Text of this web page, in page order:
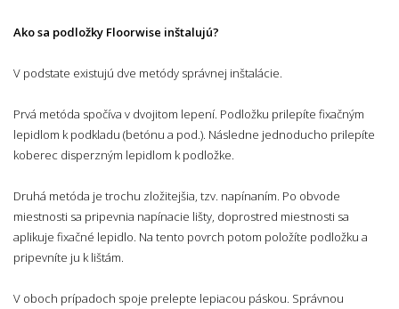
Ako sa podložky Floorwise inštalujú?
V podstate existujú dve metódy správnej inštalácie.
Prvá metóda spočíva v dvojitom lepení. Podložku prilepíte fixačným
lepidlom k podkladu (betónu a pod.). Následne jednoducho prilepíte
koberec disperzným lepidlom k podložke.
Druhá metóda je trochu zložitejšia, tzv. napínaním. Po obvode
miestnosti sa pripevnia napínacie lišty, doprostred miestnosti sa
aplikuje fixačné lepidlo. Na tento povrch potom položíte podložku a
pripevníte ju k lištám.
V oboch prípadoch spoje prelepte lepiacou páskou. Správnou